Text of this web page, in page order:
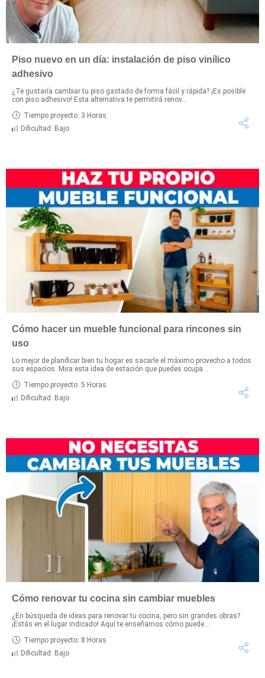
Piso nuevo en un día: instalación de piso vinílico
adhesivo
¿Te gustaría cambiar tu piso gastado de forma fácil y rápida? ¡Es posible
con piso adhesivo! Esta alternativa te permitirá renov...
Tiempo proyecto: 3 Horas
Dificultad: Bajo
Cómo hacer un mueble funcional para rincones sin
uso
Lo mejor de planificar bien tu hogar es sacarle el máximo provecho a todos
sus espacios. Mira esta idea de estación que puedes ocupa...
Tiempo proyecto: 5 Horas
Dificultad: Bajo
Cómo renovar tu cocina sin cambiar muebles
¿En búsqueda de ideas para renovar tu cocina, pero sin grandes obras?
¡Estás en el lugar indicado! Aquí te enseñamos cómo puede...
Tiempo proyecto: 8 Horas
Dificultad: Bajo